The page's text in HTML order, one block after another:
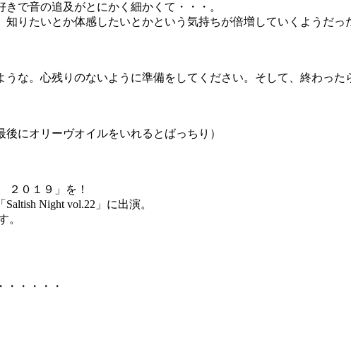
で音の追及がとにかく細かくて・・・。
りたいとか体感したいとかという気持ちが倍増していくようだっ
な。心残りのないように準備をしてください。そして、終わっ
にオリーヴオイルをいれるとばっちり）
０１９」を！
Night vol.22」に出演。
。
・・・・・